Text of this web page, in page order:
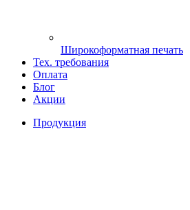
Широкоформатная печать
Тех. требования
Оплата
Блог
Акции
Продукция